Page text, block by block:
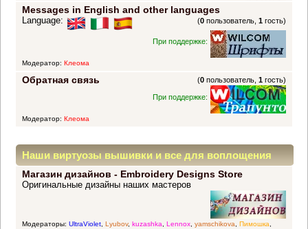
Messages in English and other languages
(0 пользователь,1 гость)
Language:
При поддержке:
Модератор: Клеома
Обратная связь (0 пользователь,1 гость)
При поддержке:
Модератор: Клеома
Наши виртуозы вышивки и все для воплощения
прекрасных идей
Магазин дизайнов - Embroidery Designs Store
Оригинальные дизайны наших мастеров
Модераторы: UltraViolet, Lyubov, kuzashka, Lennox, yamschikova, Пимошка,